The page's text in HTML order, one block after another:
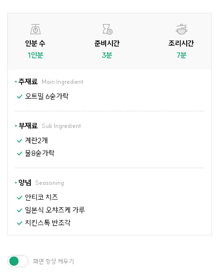
인분 수
1인분
준비시간
3분
조리시간
7분
주재료 Main Ingredient
오트밀 6숟가락
부재료 Sub Ingredient
계란2개
물8숟가락
양념 Seasoning
안티코 치즈
일본식 오챠즈케 가루
치킨스톡 반조각
화면 항상 켜두기